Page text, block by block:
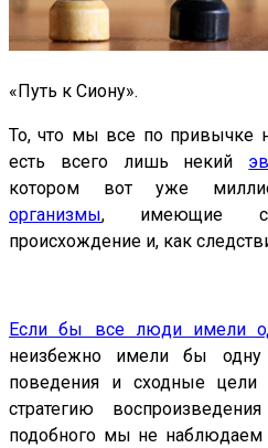
«Путь к Сиону».
То, что мы все по привычке
есть всего лишь некий
котором вот уже
организмы, имеющие
происхождение и, как
Если бы все люди имели
неизбежно имели бы одну
поведения и сходные
стратегию
подобного мы не наблюдаем